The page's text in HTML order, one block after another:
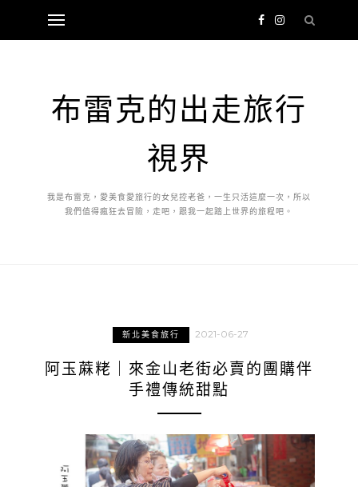
布雷克的出走旅行
視界
我是布雷克，愛美食愛旅行的女兒控老爸，一生只活這麼一次，所以
我們值得瘋狂去冒險，走吧，跟我一起踏上世界的旅程吧。
新北美食旅行 2021-06-27
阿玉蔴粩｜來金山老街必賣的團購伴
手禮傳統甜點